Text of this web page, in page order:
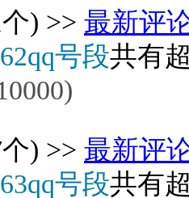
) >> 最新评
号段共有
) >> 最新评
号段共有